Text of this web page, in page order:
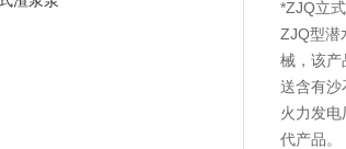
*ZJQ立
ZJQ型潜
械，该产
送含有沙
火力发
代产品。